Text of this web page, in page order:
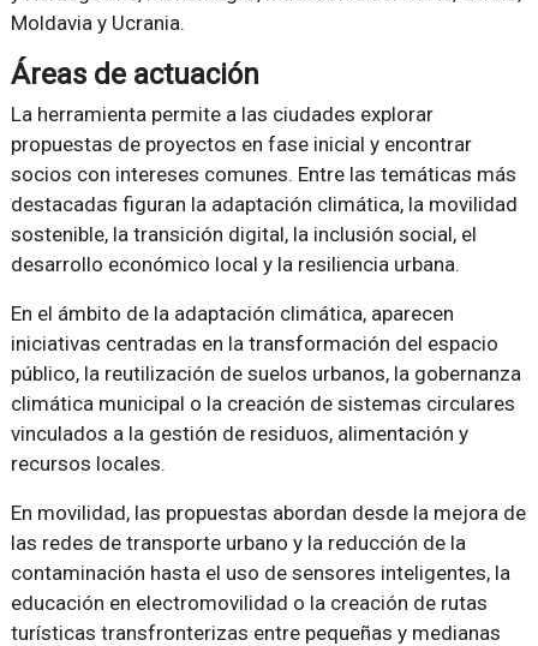
Moldavia y Ucrania.
Áreas de actuación
La herramienta permite a las ciudades explorar
propuestas de proyectos en fase inicial y encontrar
socios con intereses comunes. Entre las temáticas más
destacadas figuran la adaptación climática, la movilidad
sostenible, la transición digital, la inclusión social, el
desarrollo económico local y la resiliencia urbana.
En el ámbito de la adaptación climática, aparecen
iniciativas centradas en la transformación del espacio
público, la reutilización de suelos urbanos, la gobernanza
climática municipal o la creación de sistemas circulares
vinculados a la gestión de residuos, alimentación y
recursos locales.
En movilidad, las propuestas abordan desde la mejora de
las redes de transporte urbano y la reducción de la
contaminación hasta el uso de sensores inteligentes, la
educación en electromovilidad o la creación de rutas
turísticas transfronterizas entre pequeñas y medianas